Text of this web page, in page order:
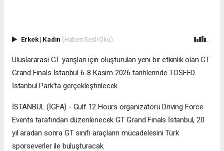
Erkek| Kadın (Haberi Sesli Oku)
Uluslararası GT yarışları için oluşturulan yeni bir etkinlik olan GT
Grand Finals İstanbul 6-8 Kasım 2026 tarihlerinde TOSFED
İstanbul Park’ta gerçekleştirilecek.
İSTANBUL (İGFA) - Gulf 12 Hours organizatörü Driving Force
Events tarafından düzenlenecek GT Grand Finals İstanbul, 20
yıl aradan sonra GT sınıfı araçların mücadelesini Türk
sporseverler ile buluşturacak.